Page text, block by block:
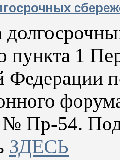
пункта 1
Федерации
№ Пр-54.
ЗДЕСЬ